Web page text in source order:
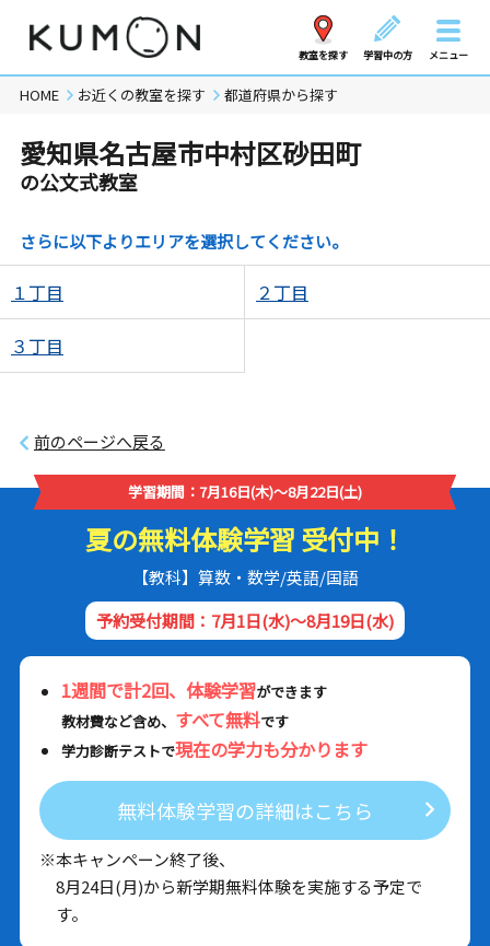
教室を探す 学習中の方 メニュー
HOME お近くの教室を探す 都道府県から探す
愛知県名古屋市中村区砂田町
の公文式教室
さらに以下よりエリアを選択してください。
１丁目 ２丁目
３丁目
前のページへ戻る
学習期間：7月16日(木)～8月22日(土)
夏の無料体験学習 受付中！
【教科】算数・数学/英語/国語
予約受付期間：7月1日(水)～8月19日(水)
1週間で計2回、体験学習ができます
教材費など含め、 すべて無料です
学力診断テストで現在の学力も分かります
無料体験学習の詳細はこちら
※本キャンペーン終了後、
8月24日(月)から新学期無料体験を実施する予定で
す。